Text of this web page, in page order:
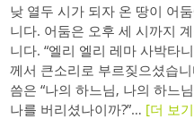
낮 열두 시가 되자 온 땅이 어
니다. 어둠은 오후 세 시까지
니다. “엘리 엘리 레마 사박타니
께서 큰소리로 부르짖으셨습
씀은 “나의 하느님, 나의 하느
나를 버리셨나이까?”… [더 보